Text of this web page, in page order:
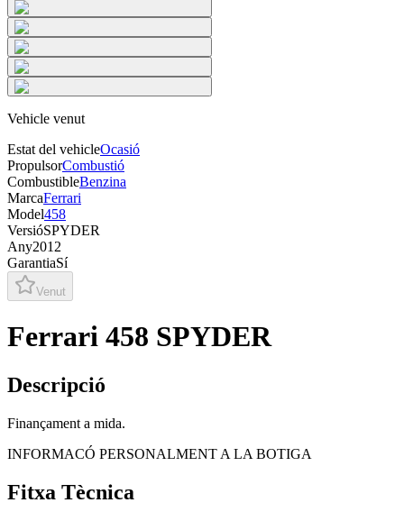
Vehicle venut
Estat del vehicleOcasió
PropulsorCombustió
CombustibleBenzina
MarcaFerrari
Model458
VersióSPYDER
Any2012
GarantiaSí
Venut
Ferrari 458 SPYDER
Descripció
Finançament a mida.
INFORMACÓ PERSONALMENT A LA BOTIGA
Fitxa Tècnica